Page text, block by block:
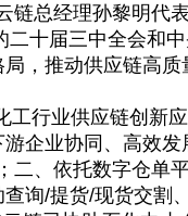
链总经理孙黎明代
届三中全会和中
，推动供应链高
业供应链创新应
企业协同、高效
二、依托数字仓单
询/提货/现货交割